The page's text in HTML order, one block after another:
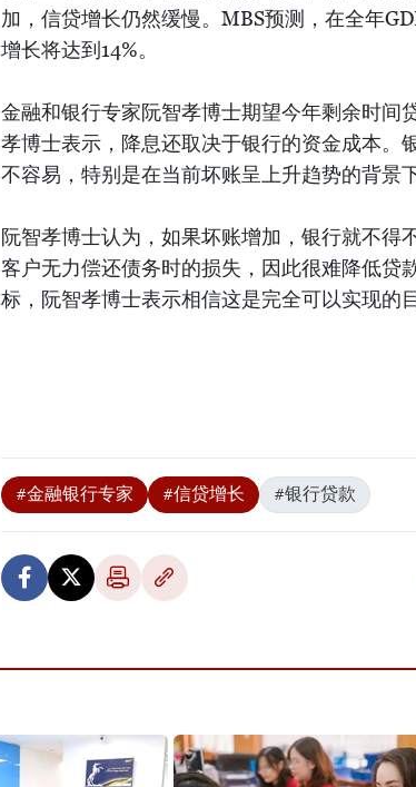
加，信贷增长仍然缓慢。MBS预测，在全年
增长将达到14%。
金融和银行专家阮智孝博士期望今年剩余时间
孝博士表示，降息还取决于银行的资金成本。
不容易，特别是在当前坏账呈上升趋势的背景下
阮智孝博士认为，如果坏账增加，银行就不得
客户无力偿还债务时的损失，因此很难降低贷
标，阮智孝博士表示相信这是完全可以实现的
#金融银行专家 #信贷增长 #银行贷款